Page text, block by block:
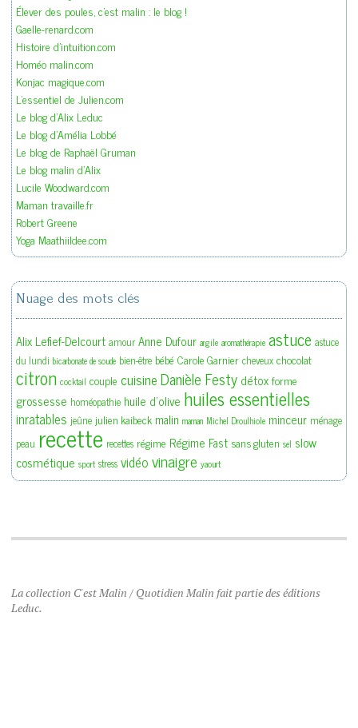
Élever des poules, c'est malin : le blog !
Gaelle-renard.com
Histoire d'intuition.com
Homéo malin.com
Konjac magique.com
L'essentiel de Julien.com
Le blog d'Alix Leduc
Le blog d'Amélia Lobbé
Le blog de Raphaël Gruman
Le blog malin d'Alix
Lucile Woodward.com
Maman travaille.fr
Robert Greene
Yoga Maathiildee.com
Nuage des mots clés
Alix Lefief-Delcourt amour Anne Dufour argile aromathérapie astuce astuce
du lundi bicarbonate de soude bien-être bébé Carole Garnier cheveux chocolat
citron cocktail couple cuisineDanièle Festy détoxforme
grossesse homéopathie huile d'olive huiles essentielles
inratables jeûne julien kaibeck malin maman Michel Droulhiole minceur ménage
peau recette recettes régime Régime Fast sans gluten sel slow
cosmétique sport stress vidéovinaigre yaourt
La collection C'est Malin / Quotidien Malin fait partie des éditions
Leduc.